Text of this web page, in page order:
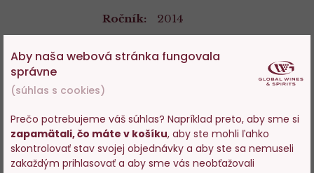
Ročník:
2014
Počet v kartóne:
Kategória, trieda:
Intenzita:
4
Zloženie:
Obsahuje siričitany
Aby naša webová stránka fungovala
správne
(súhlas s cookies)
Prečo potrebujeme váš súhlas? Napríklad preto, aby sme si
zapamätali, čo máte v košíku, aby ste mohli ľahko
skontrolovať stav svojej objednávky a aby ste sa nemuseli
zakaždým prihlasovať a aby sme vás neobťažovali
Vstupujete na stránky s
predajom alkoholu. Prosím